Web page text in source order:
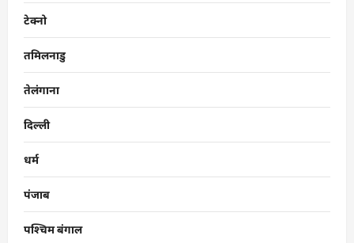
टेक्नो
तमिलनाडु
तेलंगाना
दिल्ली
धर्म
पंजाब
पश्चिम बंगाल